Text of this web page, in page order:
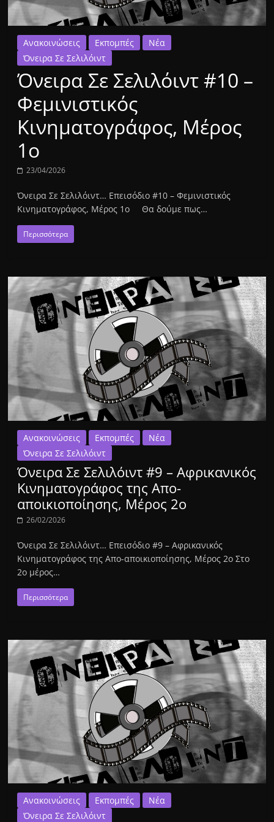
Ανακοινώσεις Εκπομπές
Νέα
Όνειρα Σε Σελιλόιντ
Όνειρα Σε Σελιλόιντ #10 –
Φεμινιστικός
Κινηματογράφος, Μέρος
1ο
23/04/2026
Όνειρα Σε Σελιλόιντ… Επεισόδιο #10 – Φεμινιστικός
Κινηματογράφος, Μέρος 1ο Θα δούμε πως…
Περισσότερα
Ανακοινώσεις Εκπομπές
Νέα
Όνειρα Σε Σελιλόιντ
Όνειρα Σε Σελιλόιντ #9 – Αφρικανικός
Κινηματογράφος της Απο-
αποικιοποίησης, Μέρος 2ο
26/02/2026
Όνειρα Σε Σελιλόιντ… Επεισόδιο #9 – Αφρικανικός
Κινηματογράφος της Απο-αποικιοποίησης, Μέρος 2ο Στο
2ο μέρος…
Περισσότερα
Ανακοινώσεις Εκπομπές
Νέα
Όνειρα Σε Σελιλόιντ